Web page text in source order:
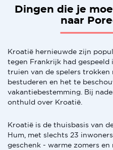
Dingen die je
naar
Kroatië hernieuwde zijn
tegen Frankrijk had
truien van de spelers trokken
bestuderen en het te
vakantiebestemming. Bij
onthuld over Kroatië.
Kroatië is de thuisbasis van
Hum, met slechts 23
geschenk - warme zomers